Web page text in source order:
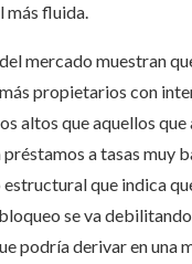
más fluida.
mercado muestran
propietarios con
altos que aquellos que
a tasas muy
que indica
se va
podría derivar en una